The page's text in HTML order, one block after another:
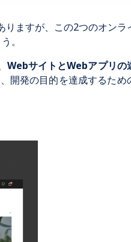
りますが、この2つのオンラ
。
WebサイトとWebアプリの
開発の目的を達成するため